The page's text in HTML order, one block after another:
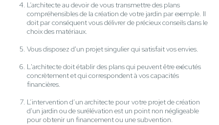
L’architecte au devoir de vous transmettre des plans
compréhensibles de la création de votre jardin par exemple. Il
doit par conséquent vous délivrer de précieux conseils dans le
choix des matériaux.
Vous disposez d'un projet singulier qui satisfait vos envies.
L'architecte doit établir des plans qui peuvent être exécutés
concrètement et qui correspondent à vos capacités
financières.
L’intervention d’un architecte pour votre projet de création
d'un jardin ou de surélévation est un point non négligeable
pour obtenir un financement ou une subvention.